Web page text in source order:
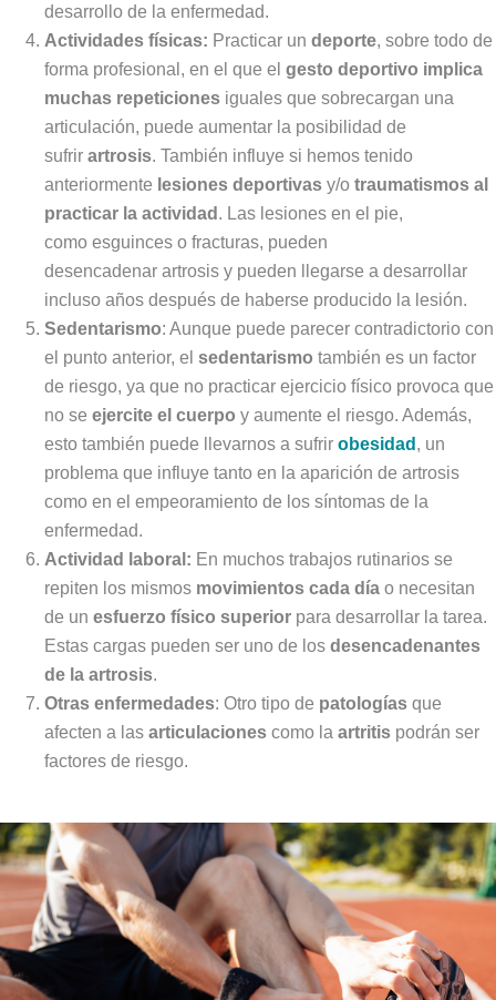
desarrollo de la enfermedad.
Actividades físicas: Practicar un deporte, sobre todo de
forma profesional, en el que el gesto deportivo implica
muchas repeticiones iguales que sobrecargan una
articulación, puede aumentar la posibilidad de
sufrir artrosis. También influye si hemos tenido
anteriormente lesiones deportivas y/o traumatismos al
practicar la actividad . Las lesiones en el pie,
como esguinces o fracturas, pueden
desencadenar artrosis y pueden llegarse a desarrollar
incluso años después de haberse producido la lesión.
Sedentarismo: Aunque puede parecer contradictorio con
el punto anterior, el sedentarismo también es un factor
de riesgo, ya que no practicar ejercicio físico provoca que
no se ejercite el cuerpo y aumente el riesgo. Además,
esto también puede llevarnos a sufrir obesidad , un
problema que influye tanto en la aparición de artrosis
como en el empeoramiento de los síntomas de la
enfermedad.
Actividad laboral: En muchos trabajos rutinarios se
repiten los mismos movimientos cada día o necesitan
de un esfuerzo físico superior para desarrollar la tarea.
Estas cargas pueden ser uno de los desencadenantes
de la artrosis.
Otras enfermedades: Otro tipo de patologías que
afecten a las articulaciones como la artritis podrán ser
factores de riesgo.